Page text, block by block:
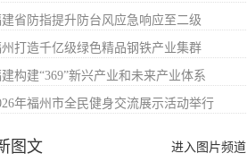
省防指提升防台风应急响应至二级
打造千亿级绿色精品钢铁产业集群
构建“369”新兴产业和未来产业体系
年福州市全民健身交流展示活动举行
进入图片频道
图文